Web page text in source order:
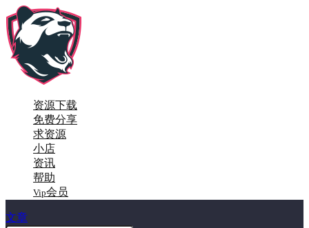
资源下载
免费分享
求资源
小店
资讯
帮助
Vip会员
文章